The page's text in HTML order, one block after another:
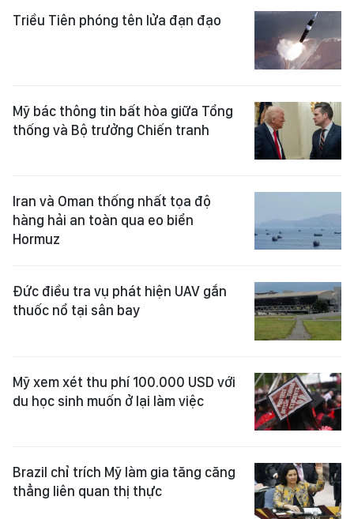
Triều Tiên phóng tên lửa đạn đạo
Mỹ bác thông tin bất hòa giữa Tổng
thống và Bộ trưởng Chiến tranh
Iran và Oman thống nhất tọa độ
hàng hải an toàn qua eo biển
Hormuz
Đức điều tra vụ phát hiện UAV gắn
thuốc nổ tại sân bay
Mỹ xem xét thu phí 100.000 USD với
du học sinh muốn ở lại làm việc
Brazil chỉ trích Mỹ làm gia tăng căng
thẳng liên quan thị thực